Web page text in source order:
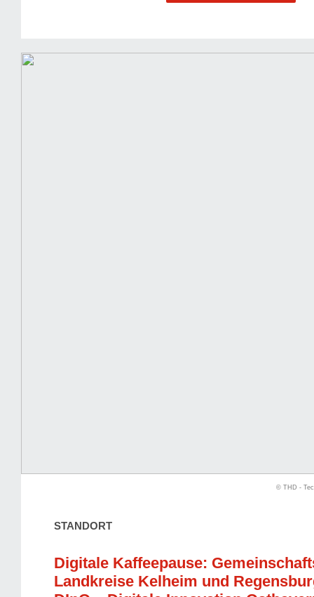
© THD -
STANDORT
Digitale Kaffeepause:
Landkreise Kelheim und